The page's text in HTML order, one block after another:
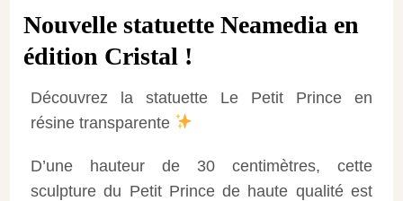
Nouvelle statuette Neamedia en
édition Cristal !
Découvrez la statuette Le Petit Prince en
résine transparente
D’une hauteur de 30 centimètres, cette
sculpture du Petit Prince de haute qualité est